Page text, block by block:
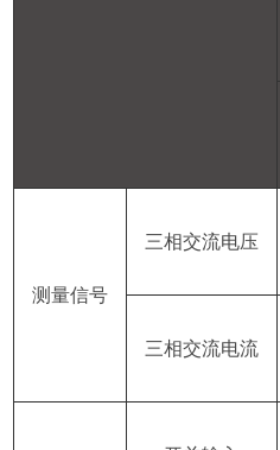
测量信号
三相交流电压
三相交流电流